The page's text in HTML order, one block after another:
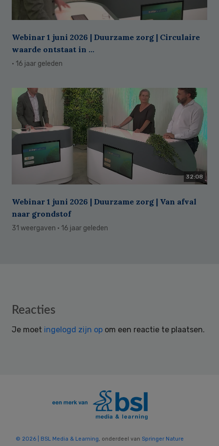
Webinar 1 juni 2026 | Duurzame zorg | Circulaire
waarde ontstaat in ...
· 16 jaar geleden
32:08
Webinar 1 juni 2026 | Duurzame zorg | Van afval
naar grondstof
31 weergaven · 16 jaar geleden
Reader
Reacties
Je moet ingelogd zijn op om een reactie te plaatsen.
© 2026 | BSL Media & Learning , onderdeel van Springer Nature